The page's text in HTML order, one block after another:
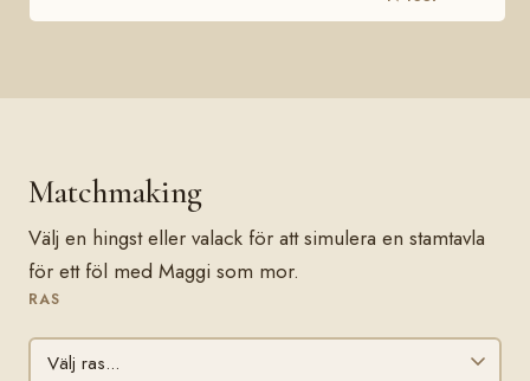
Matchmaking
Välj en hingst eller valack för att simulera en stamtavla
för ett föl med Maggi som mor.
RAS